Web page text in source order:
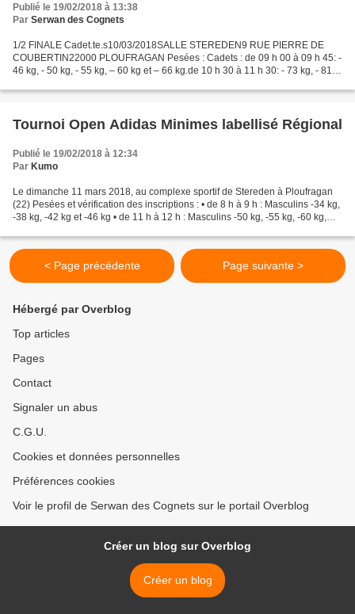
Publié le 19/02/2018 à 13:38
Par Serwan des Cognets
1/2 FINALE Cadet.te.s10/03/2018SALLE STEREDEN9 RUE PIERRE DE
COUBERTIN22000 PLOUFRAGAN Pesées : Cadets : de 09 h 00 à 09 h 45: -
46 kg, - 50 kg, - 55 kg, – 60 kg et – 66 kg.de 10 h 30 à 11 h 30: - 73 kg, - 81
Tournoi Open Adidas Minimes labellisé Régional
Publié le 19/02/2018 à 12:34
Par Kumo
Le dimanche 11 mars 2018, au complexe sportif de Stereden à Ploufragan
(22) Pesées et vérification des inscriptions : • de 8 h à 9 h : Masculins -34 kg,
-38 kg, -42 kg et -46 kg • de 11 h à 12 h : Masculins -50 kg, -55 kg, -60 kg,
< Page précédente Page suivante >
Hébergé par Overblog
Top articles
Pages
Contact
Signaler un abus
C.G.U.
Cookies et données personnelles
Préférences cookies
Voir le profil de Serwan des Cognets sur le portail Overblog
Créer un blog sur Overblog
Créer un blog